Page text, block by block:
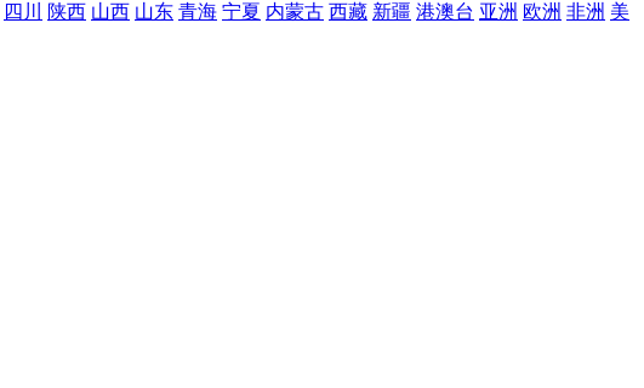
四川 陕西 山西 山东 青海 宁夏 内蒙古 西藏 新疆 港澳台 亚洲 欧洲 非洲 美